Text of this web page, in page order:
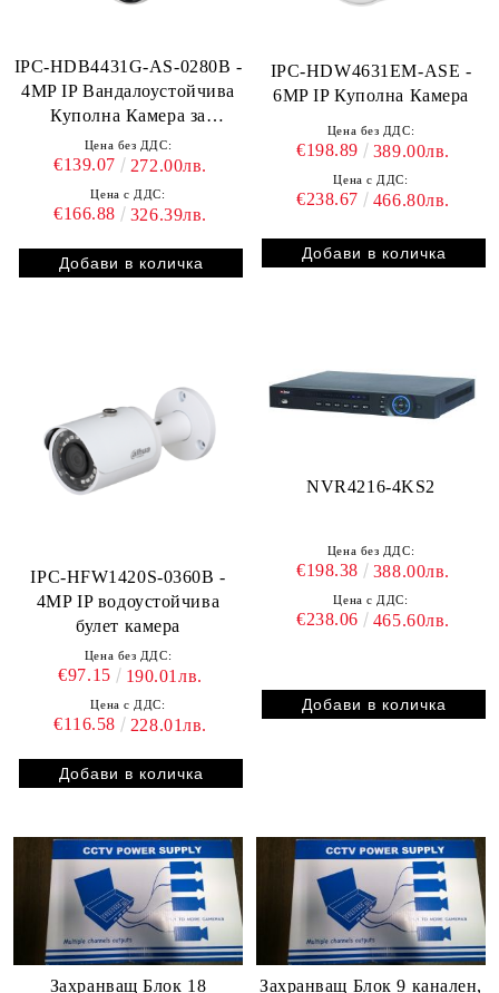
IPC-HDB4431G-AS-0280B -
4MP IP Вандалоустойчива
Куполна Камера за
Вграждане
Цена без ДДС:
€139.07 272.00лв.
Цена с ДДС:
€166.88 326.39лв.
IPC-HDW4631EM-ASE -
6MP IP Куполна Камера
Цена без ДДС:
€198.89 389.00лв.
Цена с ДДС:
€238.67 466.80лв.
IPC-HFW1420S-0360B -
4MP IP водоустойчива
булет камера
Цена без ДДС:
€97.15 190.01лв.
Цена с ДДС:
€116.58 228.01лв.
NVR4216‐4KS2
Цена без ДДС:
€198.38 388.00лв.
Цена с ДДС:
€238.06 465.60лв.
Захранващ Блок 18 Захранващ Блок 9 канален,